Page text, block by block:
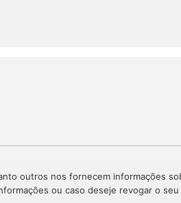
outros nos fornecem informações
ou caso deseje revogar o